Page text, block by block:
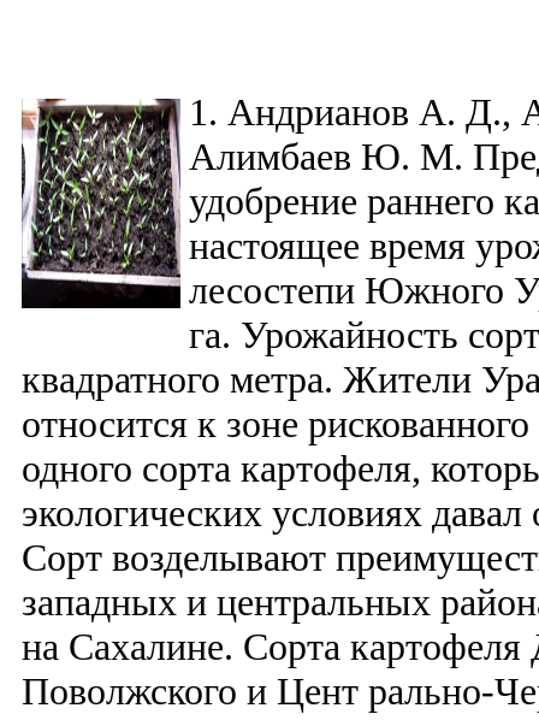
1. Андрианов А. Д.,
Алимбаев Ю. М.
удобрение раннего
настоящее время
лесостепи Южного
га. Урожайность
квадратного метра. Жители
относится к зоне
одного сорта картофеля,
экологических условиях
Сорт возделывают
западных и центральных
на Сахалине. Сорта картофеля
Поволжского и Цент рально-